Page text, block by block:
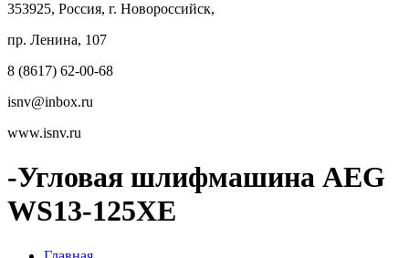
353925, Россия, г. Новороссийск,
пр. Ленина, 107
8 (8617) 62-00-68
isnv@inbox.ru
www.isnv.ru
-Угловая шлифмашина AEG
WS13-125XE